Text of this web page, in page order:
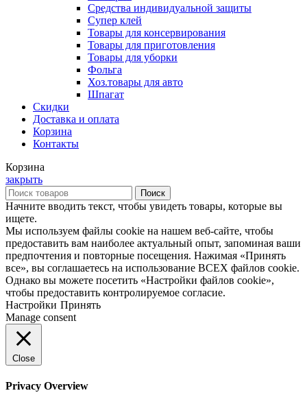
Средства индивидуальной защиты
Супер клей
Товары для консервирования
Товары для приготовления
Товары для уборки
Фольга
Хоз.товары для авто
Шпагат
Скидки
Доставка и оплата
Корзина
Контакты
Корзина
закрыть
Поиск
Начните вводить текст, чтобы увидеть товары, которые вы
ищете.
Мы используем файлы cookie на нашем веб-сайте, чтобы
предоставить вам наиболее актуальный опыт, запоминая ваши
предпочтения и повторные посещения. Нажимая «Принять
все», вы соглашаетесь на использование ВСЕХ файлов cookie.
Однако вы можете посетить «Настройки файлов cookie»,
чтобы предоставить контролируемое согласие.
Настройки Принять
Manage consent
Close
Privacy Overview